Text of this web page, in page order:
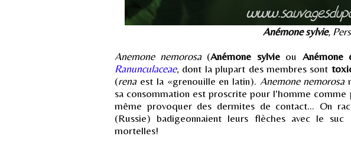
Anémone sylvie,
Anemone nemorosa(Anémone sylvieou Anémone
Ranunculaceae, dont la plupart des membres sont
(renaest la «grenouille en latin). Anemone nemorosa
sa consommation est proscrite pour l'homme comme
même provoquer des dermites de contact... On
(Russie) badigeonnaient leurs flèches avec le
mortelles!